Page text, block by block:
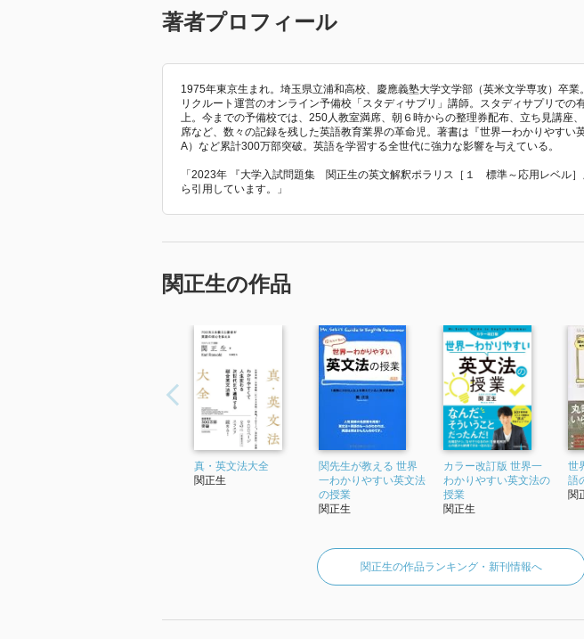
著者プロフィール
1975年東京生まれ。埼玉県立浦和高校、慶應義塾大学文学部（英米文学専攻）卒業
リクルート運営のオンライン予備校「スタディサプリ」講師。スタディサプリでの
上。今までの予備校では、250人教室満席、朝６時からの整理券配布、立ち見講座
席など、数々の記録を残した英語教育業界の革命児。著書は『世界一わかりやすい
A）など累計300万部突破。英語を学習する全世代に強力な影響を与えている。
「2023年 『大学入試問題集 関正生の英文解釈ポラリス［１ 標準～応用レベル
ら引用しています。」
関正生の作品
真・英文法大全
関正生
関先生が教える 世界
一わかりやすい英文法
の授業
関正生
カラー改訂版 世界一
わかりやすい英文法の
授業
関正生
世
語
関
関正生の作品ランキング・新刊情報へ